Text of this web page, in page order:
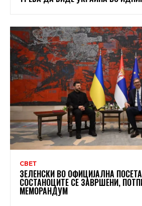
СВЕТ
ЗЕЛЕНСКИ ВО ОФИЦИЈАЛНА
СОСТАНОЦИТЕ СЕ ЗАВРШЕНИ,
МЕМОРАНДУМ